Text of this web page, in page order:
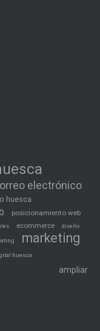
electrónico
huesca
posicionamiento web
ecommerce diseño
marketing
huesca
ampliar